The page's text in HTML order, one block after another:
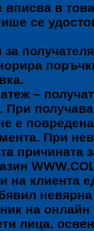
вписва в
се
–
е
При
причината
на клиентa
на онлайн
лица,